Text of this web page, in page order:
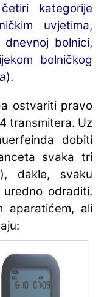
kategorije
uvjetima,
bolnici,
bolničkog
).
ostvariti pravo
transmitera. Uz
dobiti
svaka tri
dakle, svaku
odraditi.
aparatićem, ali